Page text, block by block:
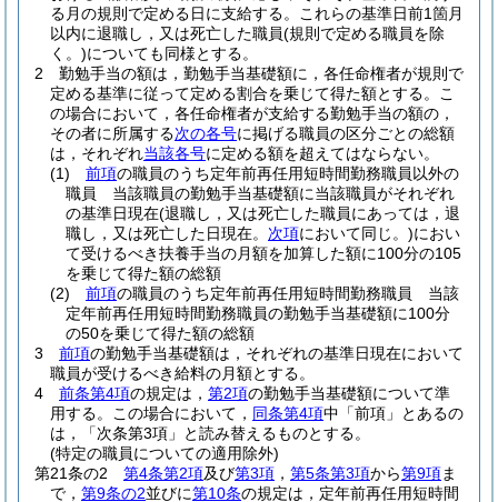
る月の規則で定める日に支給する。
これらの基準日前1箇月
以内に退職し，又は死亡した職員(規則で定める職員を除
く。)についても同様とする。
2
勤勉手当の額は，勤勉手当基礎額に，各任命権者が規則で
定める基準に従って定める割合を乗じて得た額とする。
こ
の場合において，各任命権者が支給する勤勉手当の額の，
その者に所属する次の各号に掲げる職員の区分ごとの総額
は，それぞれ当該各号に定める額を超えてはならない。
(1)
前項の職員のうち定年前再任用短時間勤務職員以外の
職員 当該職員の勤勉手当基礎額に当該職員がそれぞれ
の基準日現在(退職し，又は死亡した職員にあっては，退
職し，又は死亡した日現在。 次項において同じ。)におい
て受けるべき扶養手当の月額を加算した額に100分の105
を乗じて得た額の総額
(2)
前項の職員のうち定年前再任用短時間勤務職員 当該
定年前再任用短時間勤務職員の勤勉手当基礎額に100分
の50を乗じて得た額の総額
3
前項の勤勉手当基礎額は，それぞれの基準日現在において
職員が受けるべき給料の月額とする。
4
前条第4項の規定は， 第2項の勤勉手当基礎額について準
用する。
この場合において， 同条第4項中「前項」とあるの
は，「次条第3項」と読み替えるものとする。
(特定の職員についての適用除外)
第21条の2
第4条第2項及び第3項 ， 第5条第3項から第9項ま
で， 第9条の2並びに第10条の規定は，定年前再任用短時間